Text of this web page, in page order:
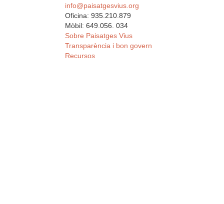
info@paisatgesvius.org
Oficina: 935.210.879
Mòbil: 649.056. 034
Sobre Paisatges Vius
Transparència i bon govern
Recursos